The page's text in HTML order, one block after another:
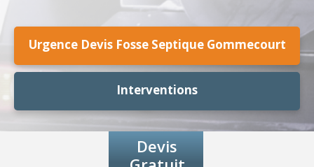
Urgence Devis Fosse Septique Gommecourt
Interventions
Devis